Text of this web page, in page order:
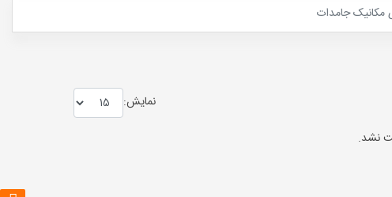
مکانیک جامدات
نمايش:
نشد.